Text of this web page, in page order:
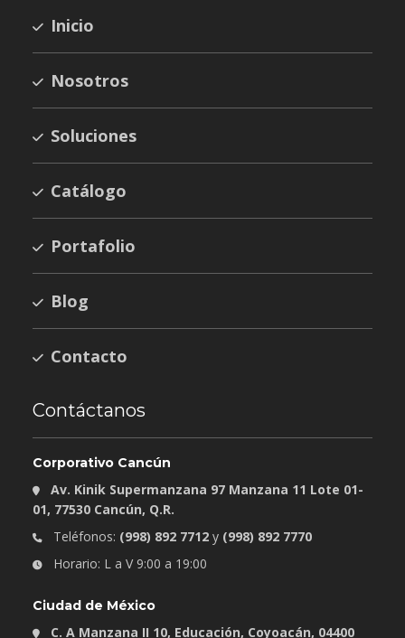
Inicio
Nosotros
Soluciones
Catálogo
Portafolio
Blog
Contacto
Contáctanos
Corporativo Cancún
Av. Kinik Supermanzana 97 Manzana 11 Lote 01-
01, 77530 Cancún, Q.R.
Teléfonos: (998) 892 7712 y (998) 892 7770
Horario: L a V 9:00 a 19:00
Ciudad de México
C. A Manzana II 10, Educación, Coyoacán, 04400